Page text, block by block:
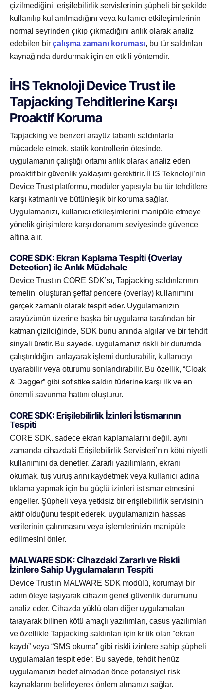
çizilmediğini, erişilebilirlik servislerinin şüpheli bir şekilde
kullanılıp kullanılmadığını veya kullanıcı etkileşimlerinin
normal seyrinden çıkıp çıkmadığını anlık olarak analiz
edebilen bir çalışma zamanı koruması, bu tür saldırıları
kaynağında durdurmak için en etkili yöntemdir.
İHS Teknoloji Device Trust ile
Tapjacking Tehditlerine Karşı
Proaktif Koruma
Tapjacking ve benzeri arayüz tabanlı saldırılarla
mücadele etmek, statik kontrollerin ötesinde,
uygulamanın çalıştığı ortamı anlık olarak analiz eden
proaktif bir güvenlik yaklaşımı gerektirir. İHS Teknoloji’nin
Device Trust platformu, modüler yapısıyla bu tür tehditlere
karşı katmanlı ve bütünleşik bir koruma sağlar.
Uygulamanızı, kullanıcı etkileşimlerini manipüle etmeye
yönelik girişimlere karşı donanım seviyesinde güvence
altına alır.
CORE SDK: Ekran Kaplama Tespiti (Overlay
Detection) ile Anlık Müdahale
Device Trust’ın CORE SDK’sı, Tapjacking saldırılarının
temelini oluşturan şeffaf pencere (overlay) kullanımını
gerçek zamanlı olarak tespit eder. Uygulamanızın
arayüzünün üzerine başka bir uygulama tarafından bir
katman çizildiğinde, SDK bunu anında algılar ve bir tehdit
sinyali üretir. Bu sayede, uygulamanız riskli bir durumda
çalıştırıldığını anlayarak işlemi durdurabilir, kullanıcıyı
uyarabilir veya oturumu sonlandırabilir. Bu özellik, “Cloak
& Dagger” gibi sofistike saldırı türlerine karşı ilk ve en
önemli savunma hattını oluşturur.
CORE SDK: Erişilebilirlik İzinleri İstismarının
Tespiti
CORE SDK, sadece ekran kaplamalarını değil, aynı
zamanda cihazdaki Erişilebilirlik Servisleri’nin kötü niyetli
kullanımını da denetler. Zararlı yazılımların, ekranı
okumak, tuş vuruşlarını kaydetmek veya kullanıcı adına
tıklama yapmak için bu güçlü izinleri istismar etmesini
engeller. Şüpheli veya yetkisiz bir erişilebilirlik servisinin
aktif olduğunu tespit ederek, uygulamanızın hassas
verilerinin çalınmasını veya işlemlerinizin manipüle
edilmesini önler.
MALWARE SDK: Cihazdaki Zararlı ve Riskli
İzinlere Sahip Uygulamaların Tespiti
Device Trust’ın MALWARE SDK modülü, korumayı bir
adım öteye taşıyarak cihazın genel güvenlik durumunu
analiz eder. Cihazda yüklü olan diğer uygulamaları
tarayarak bilinen kötü amaçlı yazılımları, casus yazılımları
ve özellikle Tapjacking saldırıları için kritik olan “ekran
kaydı” veya “SMS okuma” gibi riskli izinlere sahip şüpheli
uygulamaları tespit eder. Bu sayede, tehdit henüz
uygulamanızı hedef almadan önce potansiyel risk
kaynaklarını belirleyerek önlem almanızı sağlar.